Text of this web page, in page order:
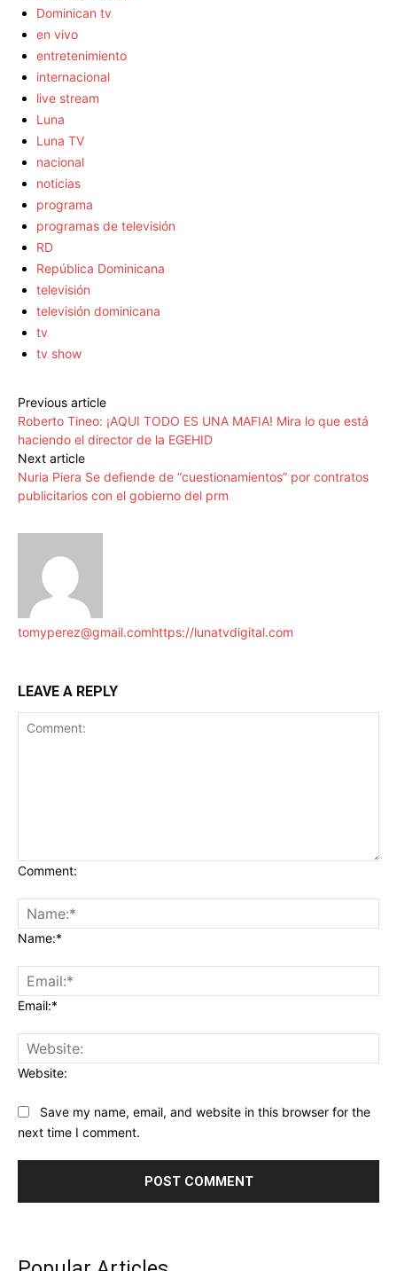
Dominican tv
en vivo
entretenimiento
internacional
live stream
Luna
Luna TV
nacional
noticias
programa
programas de televisión
RD
República Dominicana
televisión
televisión dominicana
tv
tv show
Previous article
Roberto Tineo: ¡AQUI TODO ES UNA MAFIA! Mira lo que está
haciendo el director de la EGEHID
Next article
Nuria Piera Se defiende de “cuestionamientos” por contratos
publicitarios con el gobierno del prm
tomyperez@gmail.comhttps://lunatvdigital.com
LEAVE A REPLY
Comment:
Name:*
Email:*
Website:
Save my name, email, and website in this browser for the
next time I comment.